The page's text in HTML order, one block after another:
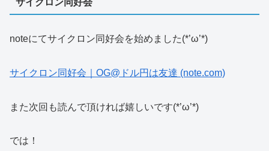
noteにてサイクロン同好会を始めました(*’ω’*)
サイクロン同好会｜OG@ドル円は友達 (note.com)
また次回も読んで頂ければ嬉しいです(*’ω’*)
では！